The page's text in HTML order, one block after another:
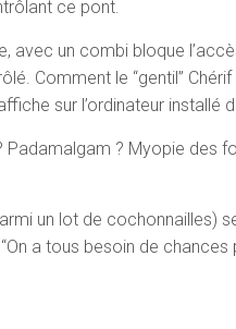
ce pont.
avec un combi bloque
Comment le “gentil”
sur l’ordinateur installé
? Myopie des
un lot de cochonnailles)
a tous besoin de chances